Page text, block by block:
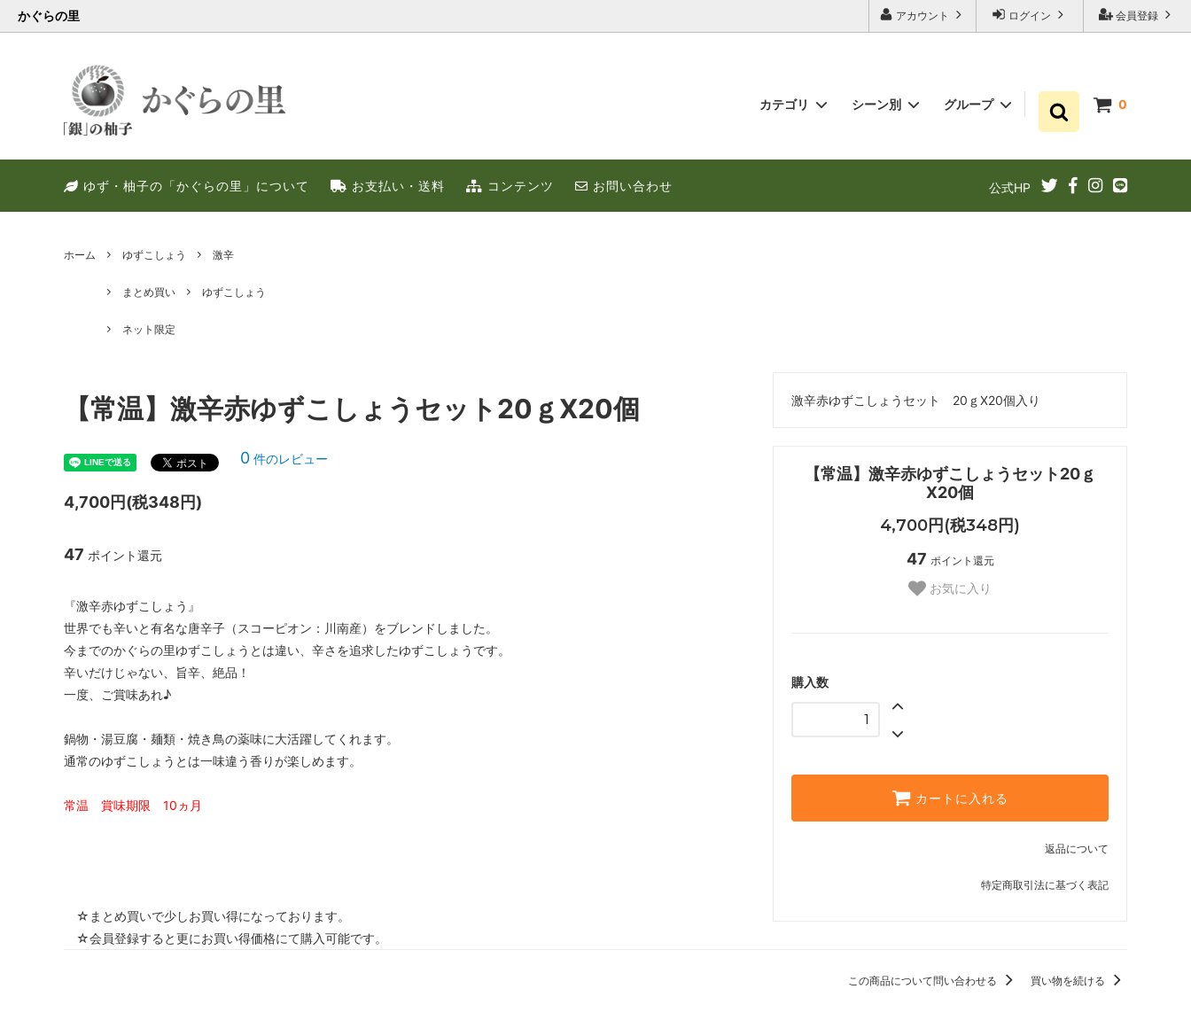
かぐらの里 会員登録
ログイン
アカウント
0
カテゴリ シーン別 グループ
ゆず・柚子の「かぐらの里」について お支払い・送料 コンテンツ お問い合わせ 公式HP
ホーム ゆずこしょう 激辛
まとめ買い ゆずこしょう
ネット限定
激辛赤ゆずこしょうセット 20ｇX20個入り
【常温】激辛赤ゆずこしょうセット20ｇ
X20個
4,700円(税348円)
47 ポイント還元
お気に入り
購入数
カートに入れる
返品について
特定商取引法に基づく表記
【常温】激辛赤ゆずこしょうセット20ｇX20個
0 件のレビュー
4,700円(税348円)
47 ポイント還元
『激辛赤ゆずこしょう』
世界でも辛いと有名な唐辛子（スコーピオン：川南産）をブレンドしました。
今までのかぐらの里ゆずこしょうとは違い、辛さを追求したゆずこしょうです。
辛いだけじゃない、旨辛、絶品！
一度、ご賞味あれ♪
鍋物・湯豆腐・麺類・焼き鳥の薬味に大活躍してくれます。
通常のゆずこしょうとは一味違う香りが楽しめます。
常温 賞味期限 10ヵ月
☆まとめ買いで少しお買い得になっております。
☆会員登録すると更にお買い得価格にて購入可能です。
この商品について問い合わせる 買い物を続ける